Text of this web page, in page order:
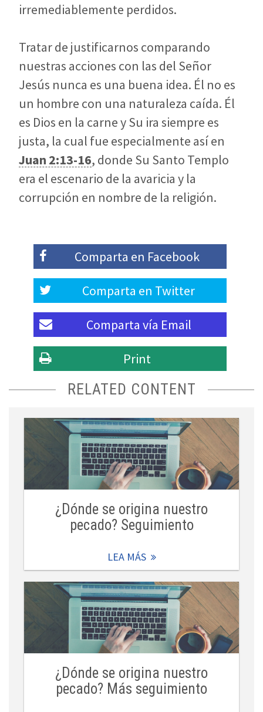
irremediablemente perdidos.
Tratar de justificarnos comparando
nuestras acciones con las del Señor
Jesús nunca es una buena idea. Él no es
un hombre con una naturaleza caída. Él
es Dios en la carne y Su ira siempre es
justa, la cual fue especialmente así en
Juan 2:13-16, donde Su Santo Templo
era el escenario de la avaricia y la
corrupción en nombre de la religión.
Comparta en Facebook
Comparta en Twitter
Comparta vía Email
Print
RELATED CONTENT
¿Dónde se origina nuestro
pecado? Seguimiento
LEA MÁS
¿Dónde se origina nuestro
pecado? Más seguimiento